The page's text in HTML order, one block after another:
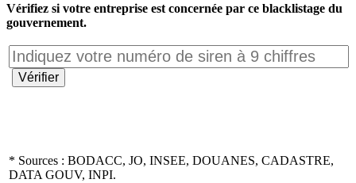
Vérifiez si votre entreprise est concernée par ce blacklistage du
gouvernement.
* Sources : BODACC, JO, INSEE, DOUANES, CADASTRE,
DATA GOUV, INPI.